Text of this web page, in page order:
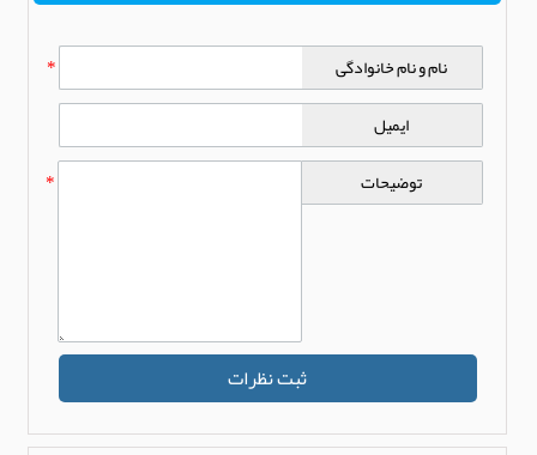
نام و نام خانوادگی *
ایمیل
توضیحات
*
ثبت نظرات